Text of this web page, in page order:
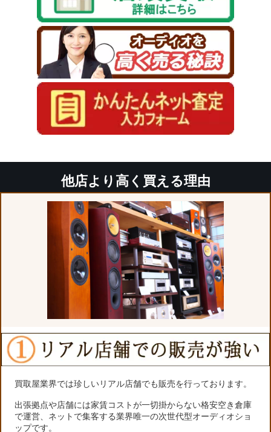
他店より高く買える理由
買取屋業界では珍しいリアル店舗でも販売を行っております。
出張拠点や店舗には家賃コストが一切掛からない格安空き倉庫
で運営、ネットで集客する業界唯一の次世代型オーディオショ
ップです。